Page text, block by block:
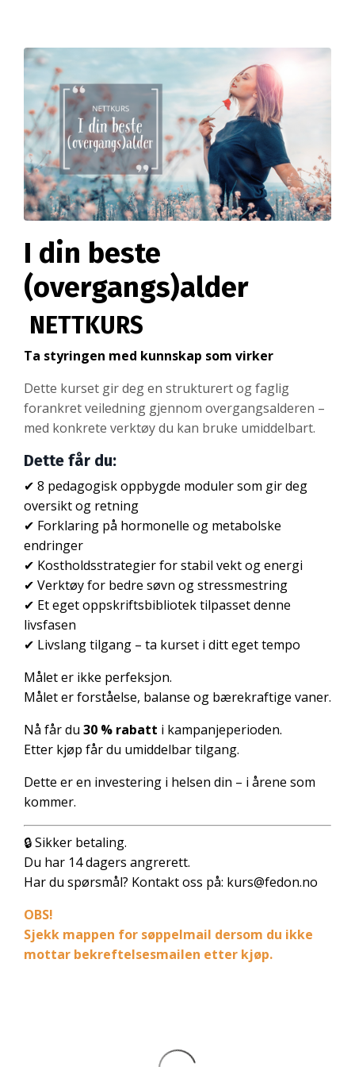
I din beste
(overgangs)alder
NETTKURS
Ta styringen med kunnskap som virker
Dette kurset gir deg en strukturert og faglig
forankret veiledning gjennom overgangsalderen –
med konkrete verktøy du kan bruke umiddelbart.
Dette får du:
✔ 8 pedagogisk oppbygde moduler som gir deg
oversikt og retning
✔ Forklaring på hormonelle og metabolske
endringer
✔ Kostholdsstrategier for stabil vekt og energi
✔ Verktøy for bedre søvn og stressmestring
✔ Et eget oppskriftsbibliotek tilpasset denne
livsfasen
✔ Livslang tilgang – ta kurset i ditt eget tempo
Målet er ikke perfeksjon.
Målet er forståelse, balanse og bærekraftige vaner.
Nå får du 30 % rabatt i kampanjeperioden.
Etter kjøp får du umiddelbar tilgang.
Dette er en investering i helsen din – i årene som
kommer.
🔒 Sikker betaling.
Du har 14 dagers angrerett.
Har du spørsmål? Kontakt oss på: kurs@fedon.no
OBS!
Sjekk mappen for søppelmail dersom du ikke
mottar bekreftelsesmailen etter kjøp.